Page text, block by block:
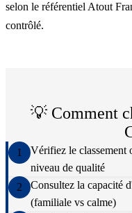
selon le référentiel Atout
contrôlé.
💡 Comment
1
Vérifiez le classement
niveau de qualité
2
Consultez la capacité
(familiale vs calme)